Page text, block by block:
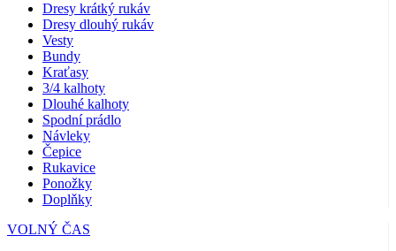
Dresy krátký rukáv
Dresy dlouhý rukáv
Vesty
Bundy
Kraťasy
3/4 kalhoty
Dlouhé kalhoty
Spodní prádlo
Návleky
Čepice
Rukavice
Ponožky
Doplňky
VOLNÝ ČAS